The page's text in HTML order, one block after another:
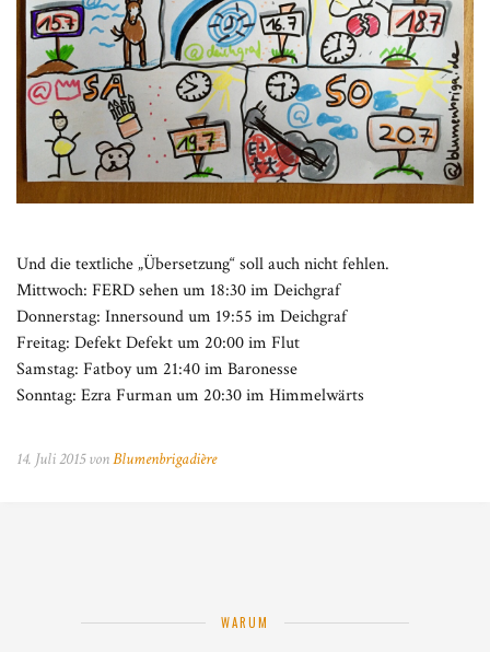
Und die textliche „Übersetzung“ soll auch nicht fehlen.
Mittwoch: FERD sehen um 18:30 im Deichgraf
Donnerstag: Innersound um 19:55 im Deichgraf
Freitag: Defekt Defekt um 20:00 im Flut
Samstag: Fatboy um 21:40 im Baronesse
Sonntag: Ezra Furman um 20:30 im Himmelwärts
14. Juli 2015 vonBlumenbrigadière
WARUM